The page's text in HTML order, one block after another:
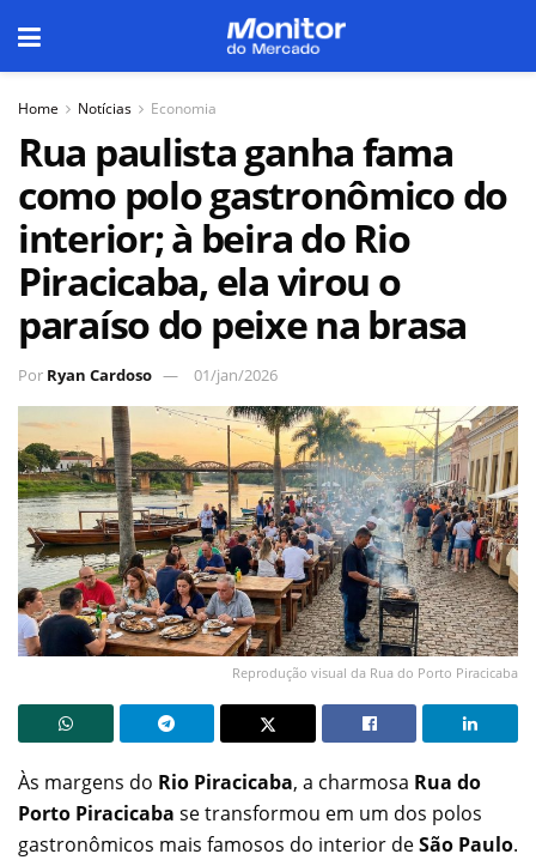
Home Notícias Economia
Rua paulista ganha fama
como polo gastronômico do
interior; à beira do Rio
Piracicaba, ela virou o
paraíso do peixe na brasa
Por Ryan Cardoso 01/jan/2026
Reprodução visual da Rua do Porto Piracicaba
Às margens do Rio Piracicaba, a charmosa Rua do
Porto Piracicaba se transformou em um dos polos
gastronômicos mais famosos do interior deSão Paulo.